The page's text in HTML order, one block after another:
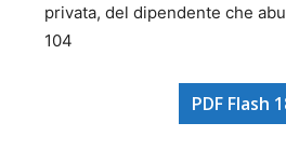
privata, del dipendente che
104
PDF Flash